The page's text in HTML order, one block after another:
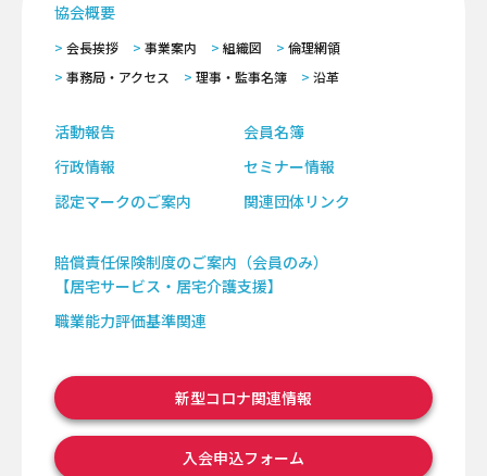
協会概要
会長挨拶 事業案内 組織図
倫理網領
事務局・アクセス
理事・監事名簿 沿革
活動報告
会員名簿
行政情報
セミナー情報
認定マークのご案内
関連団体リンク
賠償責任保険制度のご案内（会員のみ）
【居宅サービス・居宅介護支援】
職業能力評価基準関連
新型コロナ関連情報
入会申込フォーム